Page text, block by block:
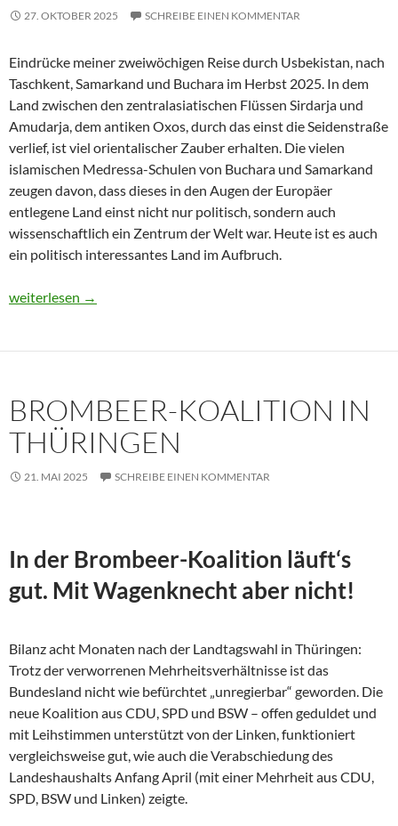
27. OKTOBER 2025 SCHREIBE EINEN KOMMENTAR
Eindrücke meiner zweiwöchigen Reise durch Usbekistan, nach
Taschkent, Samarkand und Buchara im Herbst 2025. In dem
Land zwischen den zentralasiatischen Flüssen Sirdarja und
Amudarja, dem antiken Oxos, durch das einst die Seidenstraße
verlief, ist viel orientalischer Zauber erhalten. Die vielen
islamischen Medressa-Schulen von Buchara und Samarkand
zeugen davon, dass dieses in den Augen der Europäer
entlegene Land einst nicht nur politisch, sondern auch
wissenschaftlich ein Zentrum der Welt war. Heute ist es auch
ein politisch interessantes Land im Aufbruch.
Usbekistan 2025: Unterwegs in einem Land im Aufbruch
weiterlesen →
BROMBEER-KOALITION IN
THÜRINGEN
21. MAI 2025 SCHREIBE EINEN KOMMENTAR
In der Brombeer-Koalition läuft‘s
gut. Mit Wagenknecht aber nicht!
Bilanz acht Monaten nach der Landtagswahl in Thüringen:
Trotz der verworrenen Mehrheitsverhältnisse ist das
Bundesland nicht wie befürchtet „unregierbar“ geworden. Die
neue Koalition aus CDU, SPD und BSW – offen geduldet und
mit Leihstimmen unterstützt von der Linken, funktioniert
vergleichsweise gut, wie auch die Verabschiedung des
Landeshaushalts Anfang April (mit einer Mehrheit aus CDU,
SPD, BSW und Linken) zeigte.